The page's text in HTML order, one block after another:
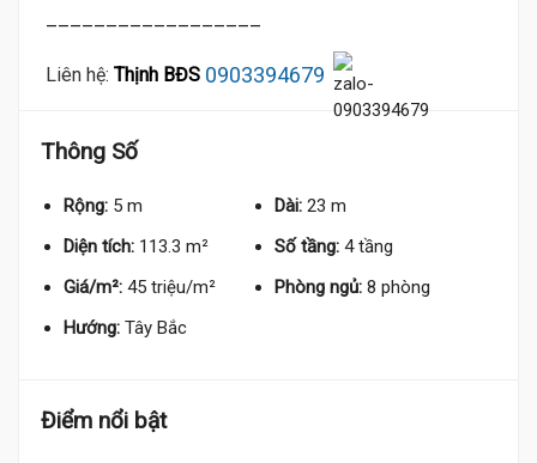
Liên hệ: Thịnh BĐS 0903394679
Thông Số
Rộng: 5 m Dài: 23 m
Diện tích: 113.3 m² Số tầng: 4 tầng
Giá/m²: 45 triệu/m² Phòng ngủ: 8 phòng
Hướng: Tây Bắc
Điểm nổi bật